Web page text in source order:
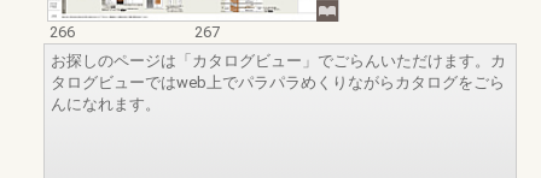
266
267
お探しのページは「カタログビュー」でごらんいただけます。カ
タログビューではweb上でパラパラめくりながらカタログをごら
んになれます。